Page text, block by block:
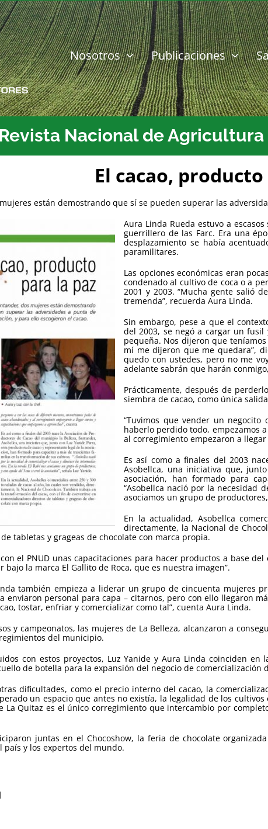
Nosotros Publicaciones
Nacional de Agricultura
El cacao,
están demostrando que sí se pueden superar las
Aura Linda Rueda estuvo a
guerrillero de las Farc. Era una
desplazamiento se había
paramilitares.
Las opciones económicas eran
condenado al cultivo de coca o a
2001 y 2003. “Mucha gente salió
tremenda”, recuerda Aura Linda.
Sin embargo, pese a que el
del 2003, se negó a cargar un fusil
pequeña. Nos dijeron que
mí me dijeron que me quedara”,
quedo con ustedes, pero no me
adelante sabrán que harán
Prácticamente, después de
siembra de cacao, como única
“Tuvimos que vender un
haberlo perdido todo, empezamos
al corregimiento empezaron a
Es así como a finales del 2003
Asobellca, una iniciativa que,
asociación, han formado para
“Asobellca nació por la necesidad
asociamos un grupo de
En la actualidad, Asobellca
directamente, la Nacional de
tabletas y grageas de chocolate con marca propia.
el PNUD unas capacitaciones para hacer productos a base
la marca El Gallito de Roca, que es nuestra imagen”.
también empieza a liderar un grupo de cincuenta mujeres
enviaron personal para capa – citarnos, pero con ello llegaron
tostar, enfriar y comercializar como tal”, cuenta Aura Linda.
y campeonatos, las mujeres de La Belleza, alcanzaron a
del municipio.
con estos proyectos, Luz Yanide y Aura Linda coinciden
de botella para la expansión del negocio de comercialización
dificultades, como el precio interno del cacao, la
un espacio que antes no existía, la legalidad de los
La Quitaz es el único corregimiento que intercambio por
juntas en el Chocoshow, la feria de chocolate
país y los expertos del mundo.
|